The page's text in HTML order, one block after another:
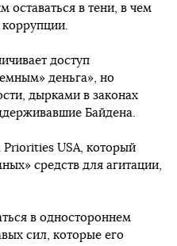
в тени, в чем
коррупции.
доступ
деньга», но
дырками в законах
Байдена.
USA, который
средств для агитации,
в одностороннем
сил, которые его